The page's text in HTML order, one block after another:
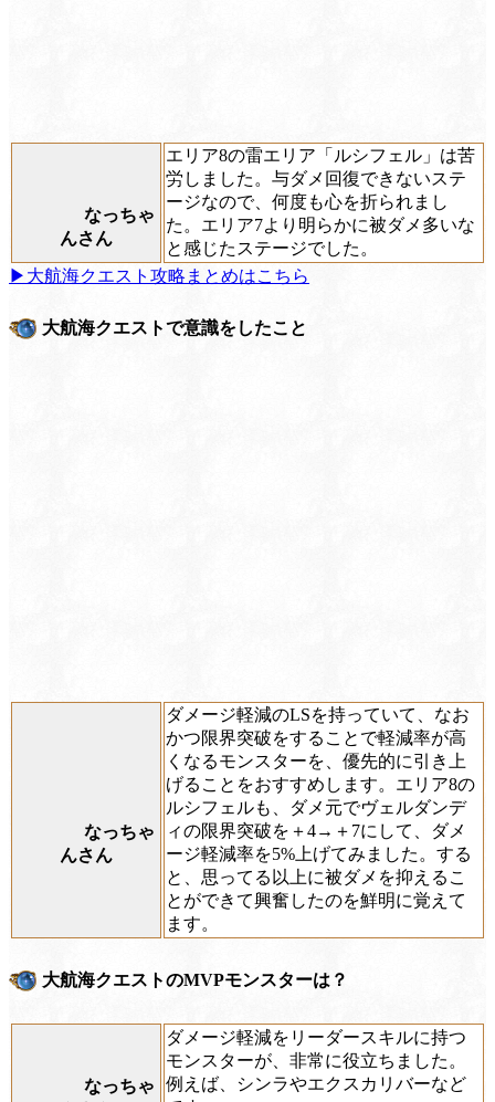
なっちゃ
んさん
エリア8の雷エリア「ルシフェル」は苦
労しました。与ダメ回復できないステ
ージなので、何度も心を折られまし
た。エリア7より明らかに被ダメ多いな
と感じたステージでした。
▶大航海クエスト攻略まとめはこちら
大航海クエストで意識をしたこと
なっちゃ
んさん
ダメージ軽減のLSを持っていて、なお
かつ限界突破をすることで軽減率が高
くなるモンスターを、優先的に引き上
げることをおすすめします。エリア8の
ルシフェルも、ダメ元でヴェルダンデ
ィの限界突破を＋4→＋7にして、ダメ
ージ軽減率を5%上げてみました。する
と、思ってる以上に被ダメを抑えるこ
とができて興奮したのを鮮明に覚えて
ます。
大航海クエストのMVPモンスターは？
なっちゃ
ダメージ軽減をリーダースキルに持つ
モンスターが、非常に役立ちました。
例えば、シンラやエクスカリバーなど